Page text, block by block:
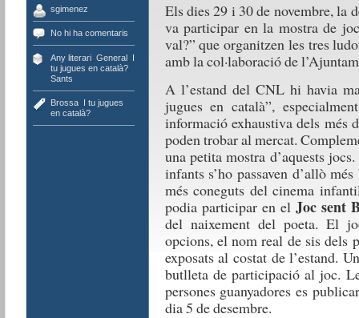
sgimenez
No hi ha comentaris
Any literari, General, I
tu jugues en català?,
Sants
Brossa, I tu jugues
en català?
Els dies 29 i 30 de novembre, la
va participar en la mostra de
val?” que organitzen les tres
amb la col·laboració de
A l’estand del CNL hi havia
jugues en català”,
informació exhaustiva dels més
poden trobar al mercat.
una petita mostra d’aquests
infants s’ho passaven d’allò
més coneguts del cinema
podia participar en el Joc sent
del naixement del poeta. El
opcions, el nom real de sis dels
exposats al costat de l’estand.
butlleta de participació al joc.
persones guanyadores es
dia 5 de desembre.